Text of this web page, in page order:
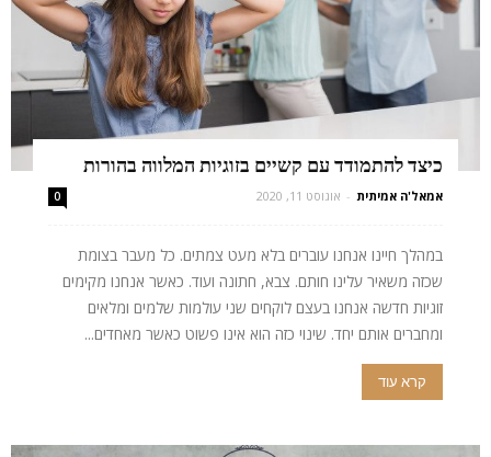
כיצד להתמודד עם קשיים בזוגיות המלווה בהורות
אמאל'ה אמיתית - אוגוסט 11, 2020 0
במהלך חיינו אנחנו עוברים בלא מעט צמתים. כל מעבר בצומת
שכזה משאיר עלינו חותם. צבא, חתונה ועוד. כאשר אנחנו מקימים
זוגיות חדשה אנחנו בעצם לוקחים שני עולמות שלמים ומלאים
ומחברים אותם יחד. שינוי כזה הוא אינו פשוט כאשר מאחדים...
קרא עוד